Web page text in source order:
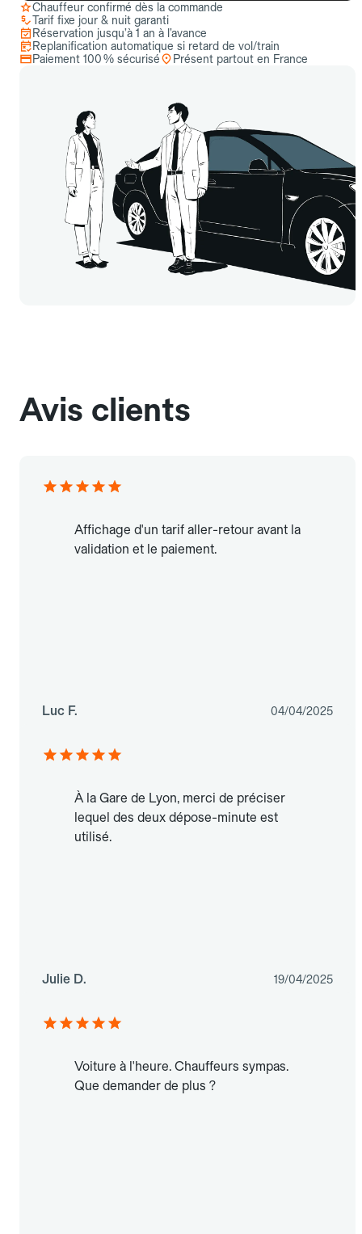
Chauffeur confirmé dès la commande
Tarif fixe jour & nuit garanti
Réservation jusqu’à 1 an à l’avance
Replanification automatique si retard de vol/train
Paiement 100 % sécurisé
Présent partout en France
Avis clients
Affichage d'un tarif aller-retour avant la
validation et le paiement.
Luc F. 04/04/2025
À la Gare de Lyon, merci de préciser
lequel des deux dépose-minute est
utilisé.
Julie D. 19/04/2025
Voiture à l'heure. Chauffeurs sympas.
Que demander de plus ?